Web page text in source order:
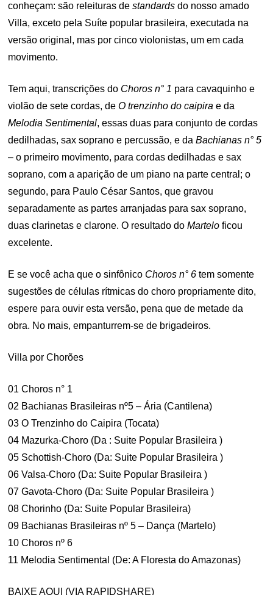
conheçam: são releituras destandards do nosso amado
Villa, exceto pela Suíte popular brasileira, executada na
versão original, mas por cinco violonistas, um em cada
movimento.
Tem aqui, transcrições do Choros n° 1 para cavaquinho e
violão de sete cordas, deO trenzinho do caipira e da
Melodia Sentimental, essas duas para conjunto de cordas
dedilhadas, sax soprano e percussão, e daBachianas n° 5
– o primeiro movimento, para cordas dedilhadas e sax
soprano, com a aparição de um piano na parte central; o
segundo, para Paulo César Santos, que gravou
separadamente as partes arranjadas para sax soprano,
duas clarinetas e clarone. O resultado doMartelo ficou
excelente.
E se você acha que o sinfônico Choros n° 6 tem somente
sugestões de células rítmicas do choro propriamente dito,
espere para ouvir esta versão, pena que de metade da
obra. No mais, empanturrem-se de brigadeiros.
Villa por Chorões
01 Choros n° 1
02 Bachianas Brasileiras nº5 – Ária (Cantilena)
03 O Trenzinho do Caipira (Tocata)
04 Mazurka-Choro (Da : Suite Popular Brasileira )
05 Schottish-Choro (Da: Suite Popular Brasileira )
06 Valsa-Choro (Da: Suite Popular Brasileira )
07 Gavota-Choro (Da: Suite Popular Brasileira )
08 Chorinho (Da: Suite Popular Brasileira)
09 Bachianas Brasileiras nº 5 – Dança (Martelo)
10 Choros nº 6
11 Melodia Sentimental (De: A Floresta do Amazonas)
BAIXE AQUI (VIA RAPIDSHARE)